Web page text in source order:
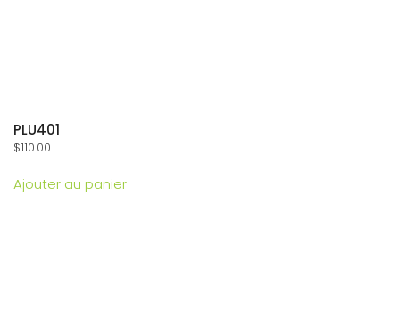
PLU401
$110.00
Ajouter au panier